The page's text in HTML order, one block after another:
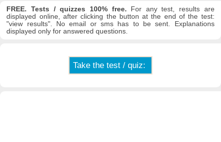
FREE. Tests / quizzes 100% free. For any test, results are
displayed online, after clicking the button at the end of the test:
"view results". No email or sms has to be sent. Explanations
displayed only for answered questions.